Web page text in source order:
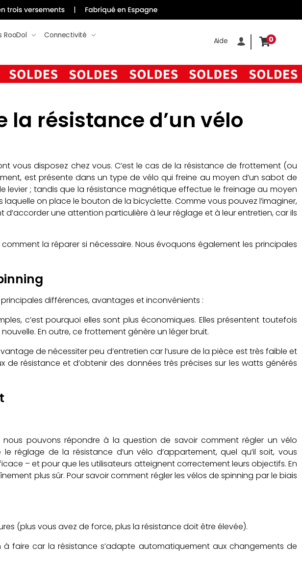
RooDol
Connectivité
Aide 0
la résistance d’un vélo
vous disposez chez vous. C’est le cas de la résistance de frottement (ou
est présente dans un type de vélo qui freine au moyen d’un sabot de
levier ; tandis que la résistance magnétique effectue le freinage au moyen
on place le bouton de la bicyclette. Comme vous pouvez l’imaginer,
une attention particulière à leur réglage et à leur entretien, car ils
la réparer si nécessaire. Nous évoquons également les principales
différences, avantages et inconvénients :
c’est pourquoi elles sont plus économiques. Elles présentent toutefois
En outre, ce frottement génère un léger bruit.
de nécessiter peu d’entretien car l’usure de la pièce est très faible et
résistance et d’obtenir des données très précises sur les watts générés
pouvons répondre à la question de savoir comment régler un vélo
réglage de la résistance d’un vélo d’appartement, quel qu’il soit, vous
– et pour que les utilisateurs atteignent correctement leurs objectifs. En
plus sûr. Pour savoir comment régler les vélos de spinning par le biais
(plus vous avez de force, plus la résistance doit être élevée).
faire car la résistance s’adapte automatiquement aux changements de